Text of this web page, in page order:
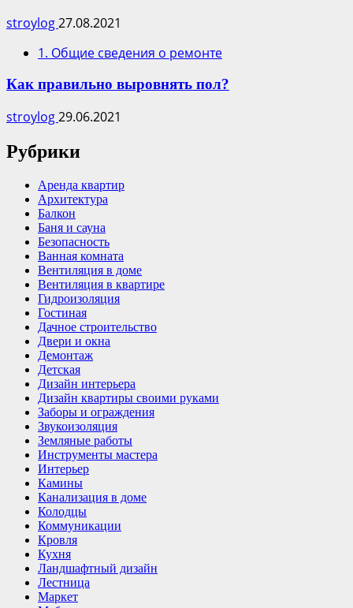
stroylog27.08.2021
1. Общие сведения о ремонте
Как правильно выровнять пол?
stroylog29.06.2021
Рубрики
Аренда квартир
Архитектура
Балкон
Баня и сауна
Безопасность
Ванная комната
Вентиляция в доме
Вентиляция в квартире
Гидроизоляция
Гостиная
Дачное строительство
Двери и окна
Демонтаж
Детская
Дизайн интерьера
Дизайн квартиры своими руками
Заборы и ограждения
Звукоизоляция
Земляные работы
Инструменты мастера
Интерьер
Камины
Канализация в доме
Колодцы
Коммуникации
Кровля
Кухня
Ландшафтный дизайн
Лестница
Маркет